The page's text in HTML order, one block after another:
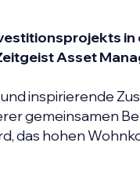
Asset
inspirierende
gemeinsamen
das hohen